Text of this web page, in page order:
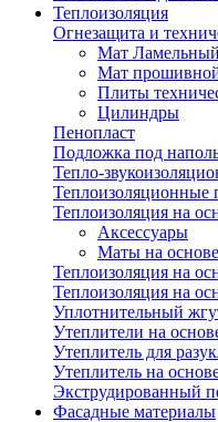
Теплоизоляция
Огнезащита и
Мат Ламельный
Мат
Плиты
Цилиндры
Пенопласт
Подложка под
Тепло-
Теплоизоляционные
Теплоизоляция на
Аксессуары
Маты на
Теплоизоляция на
Теплоизоляция на
Уплотнительный
Утеплители на
Утеплитель для
Утеплитель на
Экструдированный
Фасадные материалы